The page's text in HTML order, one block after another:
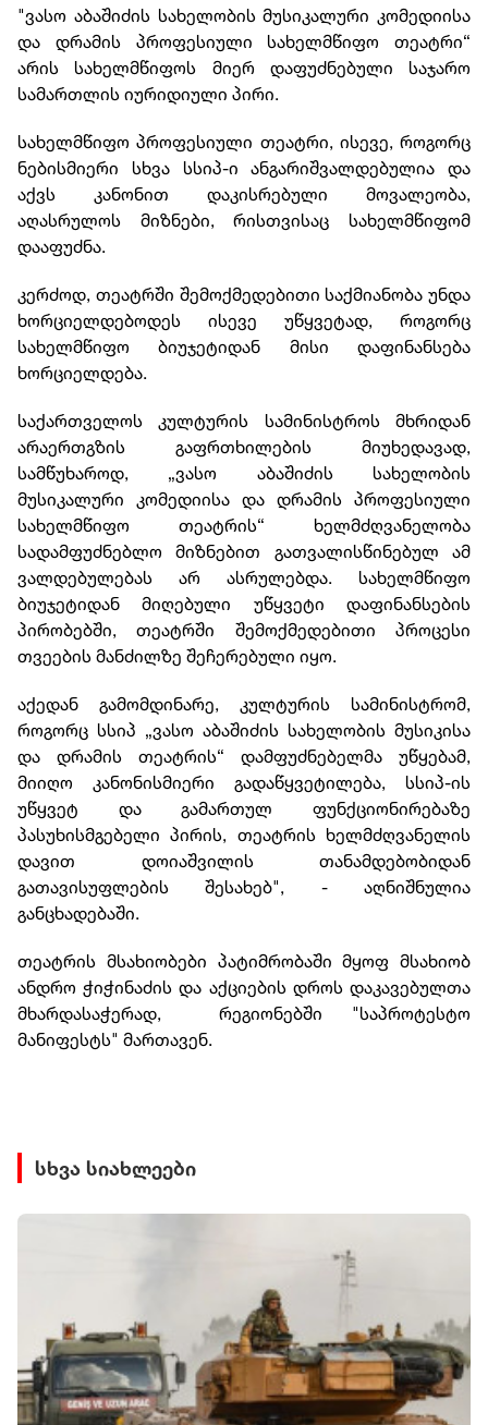
"ვასო აბაშიძის სახელობის მუსიკალური კომედიისა
და დრამის პროფესიული სახელმწიფო თეატრი“
არის სახელმწიფოს მიერ დაფუძნებული საჯარო
სამართლის იურიდიული პირი.
სახელმწიფო პროფესიული თეატრი, ისევე, როგორც
ნებისმიერი სხვა სსიპ-ი ანგარიშვალდებულია და
აქვს კანონით დაკისრებული მოვალეობა,
აღასრულოს მიზნები, რისთვისაც სახელმწიფომ
დააფუძნა.
კერძოდ, თეატრში შემოქმედებითი საქმიანობა უნდა
ხორციელდებოდეს ისევე უწყვეტად, როგორც
სახელმწიფო ბიუჯეტიდან მისი დაფინანსება
ხორციელდება.
საქართველოს კულტურის სამინისტროს მხრიდან
არაერთგზის გაფრთხილების მიუხედავად,
სამწუხაროდ, „ვასო აბაშიძის სახელობის
მუსიკალური კომედიისა და დრამის პროფესიული
სახელმწიფო თეატრის“ ხელმძღვანელობა
სადამფუძნებლო მიზნებით გათვალისწინებულ ამ
ვალდებულებას არ ასრულებდა. სახელმწიფო
ბიუჯეტიდან მიღებული უწყვეტი დაფინანსების
პირობებში, თეატრში შემოქმედებითი პროცესი
თვეების მანძილზე შეჩერებული იყო.
აქედან გამომდინარე, კულტურის სამინისტრომ,
როგორც სსიპ „ვასო აბაშიძის სახელობის მუსიკისა
და დრამის თეატრის“ დამფუძნებელმა უწყებამ,
მიიღო კანონისმიერი გადაწყვეტილება, სსიპ-ის
უწყვეტ და გამართულ ფუნქციონირებაზე
პასუხისმგებელი პირის, თეატრის ხელმძღვანელის
დავით დოიაშვილის თანამდებობიდან
გათავისუფლების შესახებ", - აღნიშნულია
განცხადებაში.
თეატრის მსახიობები პატიმრობაში მყოფ მსახიობ
ანდრო ჭიჭინაძის და აქციების დროს დაკავებულთა
მხარდასაჭერად, რეგიონებში "საპროტესტო
მანიფესტს" მართავენ.
სხვა სიახლეები